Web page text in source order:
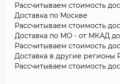
Рассчитываем стоимость
Доставка по Москве
Рассчитываем стоимость
Доставка по МО - от МКАД до
Рассчитываем стоимость
Доставка в другие
Рассчитываем стоимость